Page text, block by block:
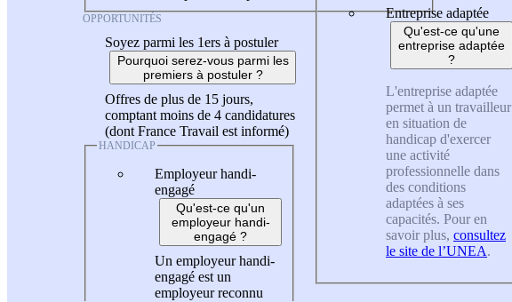
OPPORTUNITÉS
Soyez parmi les 1ers à postuler
Pourquoi serez-vous parmi les
premiers à postuler ?
Offres de plus de 15 jours,
comptant moins de 4 candidatures
(dont France Travail est informé)
HANDICAP
Employeur handi-
engagé
Qu'est-ce qu'un
employeur handi-
engagé ?
Un employeur handi-
engagé est un
employeur reconnu
Entreprise adaptée
Qu'est-ce qu'une
entreprise adaptée
?
L'entreprise adaptée
permet à un travailleur
en situation de
handicap d'exercer
une activité
professionnelle dans
des conditions
adaptées à ses
capacités. Pour en
savoir plus, consultez
le site de l’UNEA.